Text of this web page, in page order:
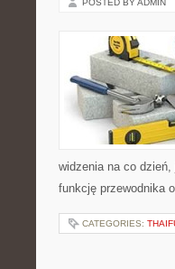
POSTED BY ADMIN
widzenia na co
funkcję przewodnika
CATEGORIES: